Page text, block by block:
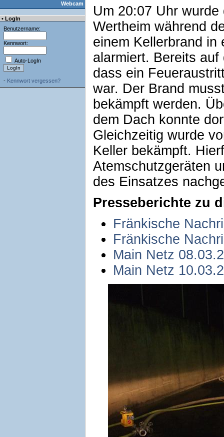
Webcam
• LogIn
Benutzername:
Kennwort:
Auto-LogIn
- Kennwort vergessen?
Um 20:07 Uhr
Wertheim während
einem Kellerbrand in
alarmiert. Bereits
dass ein
war. Der Brand
bekämpft werden.
dem Dach konnte
Gleichzeitig wurde
Keller bekämpft.
Atemschutzgeräten
des Einsatzes
Presseberichte zu
Fränkische
Fränkische
Main Netz
Main Netz